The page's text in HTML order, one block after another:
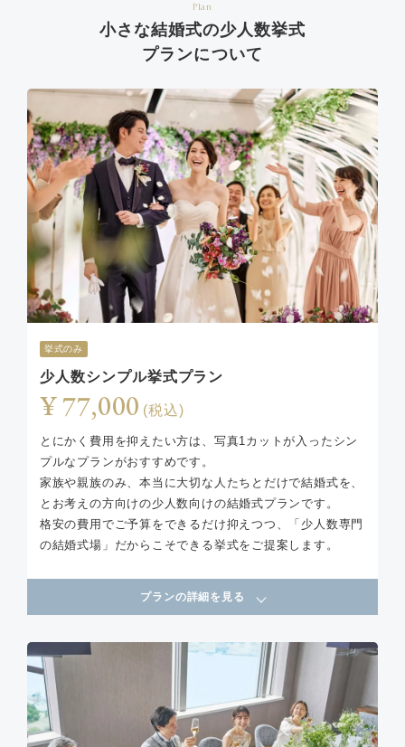
Plan
小さな結婚式の少人数挙式
プランについて
挙式のみ
少人数シンプル挙式プラン
¥ 77,000 (税込)
とにかく費用を抑えたい方は、写真1カットが入ったシン
プルなプランがおすすめです。
家族や親族のみ、本当に大切な人たちとだけで結婚式を、
とお考えの方向けの少人数向けの結婚式プランです。
格安の費用でご予算をできるだけ抑えつつ、「少人数専門
の結婚式場」だからこそできる挙式をご提案します。
プランの詳細を見る